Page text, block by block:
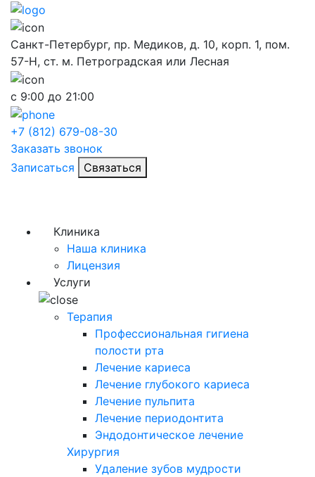
Санкт-Петербург, пр. Медиков, д. 10, корп. 1, пом.
57-Н, ст. м. Петроградская или Лесная
с 9:00 до 21:00
+7 (812) 679-08-30
Заказать звонок
Записаться
Связаться
Клиника
Наша клиника
Лицензия
Услуги
Терапия
Профессиональная гигиена
полости рта
Лечение кариеса
Лечение глубокого кариеса
Лечение пульпита
Лечение периодонтита
Эндодонтическое лечение
Хирургия
Удаление зубов мудрости